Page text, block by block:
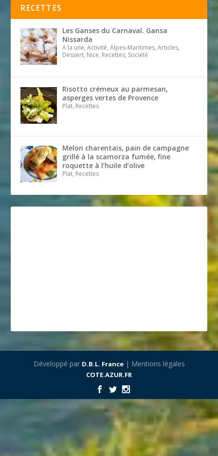
RECETTES
Les Ganses du Carnaval. Gansa
Nissarda
A la une, Activité, Alpes-Maritimes, Articles,
Dessert, Nice, Recettes, Société
Risotto crémeux au parmesan,
asperges vertes de Provence
Plat, Recettes
Melon charentais, pain de campagne
grillé à la scamorza fumée, fine
roquette à l’huile d’olive
Plat, Recettes
Développé par D.B.L. France| Mentions légales
COTE.AZUR.FR